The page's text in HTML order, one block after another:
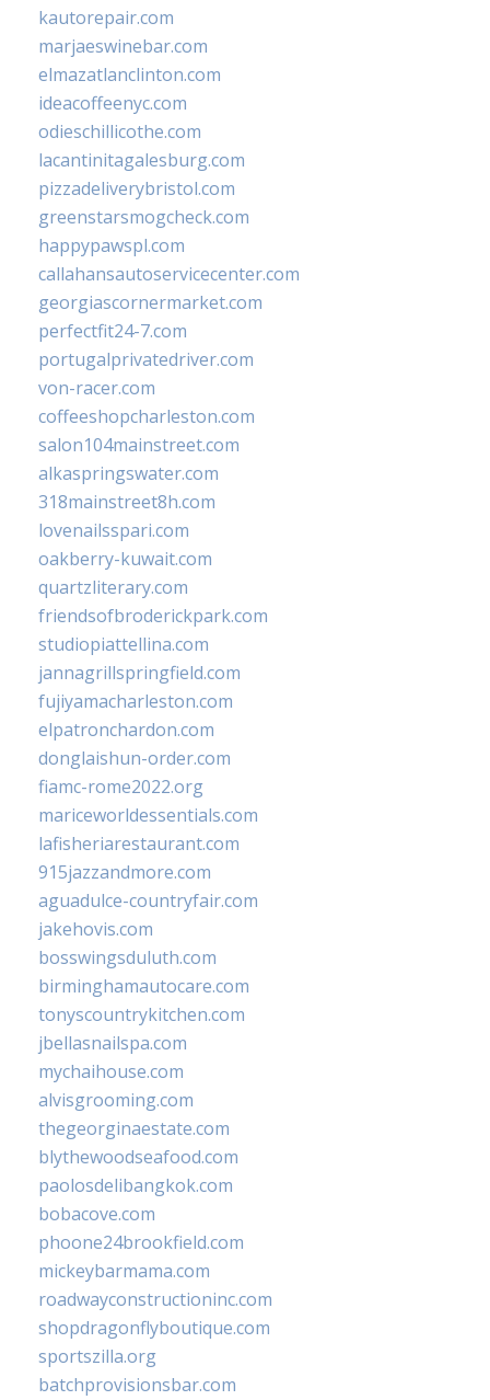
kautorepair.com
marjaeswinebar.com
elmazatlanclinton.com
ideacoffeenyc.com
odieschillicothe.com
lacantinitagalesburg.com
pizzadeliverybristol.com
greenstarsmogcheck.com
happypawspl.com
callahansautoservicecenter.com
georgiascornermarket.com
perfectfit24-7.com
portugalprivatedriver.com
von-racer.com
coffeeshopcharleston.com
salon104mainstreet.com
alkaspringswater.com
318mainstreet8h.com
lovenailsspari.com
oakberry-kuwait.com
quartzliterary.com
friendsofbroderickpark.com
studiopiattellina.com
jannagrillspringfield.com
fujiyamacharleston.com
elpatronchardon.com
donglaishun-order.com
fiamc-rome2022.org
mariceworldessentials.com
lafisheriarestaurant.com
915jazzandmore.com
aguadulce-countryfair.com
jakehovis.com
bosswingsduluth.com
birminghamautocare.com
tonyscountrykitchen.com
jbellasnailspa.com
mychaihouse.com
alvisgrooming.com
thegeorginaestate.com
blythewoodseafood.com
paolosdelibangkok.com
bobacove.com
phoone24brookfield.com
mickeybarmama.com
roadwayconstructioninc.com
shopdragonflyboutique.com
sportszilla.org
batchprovisionsbar.com